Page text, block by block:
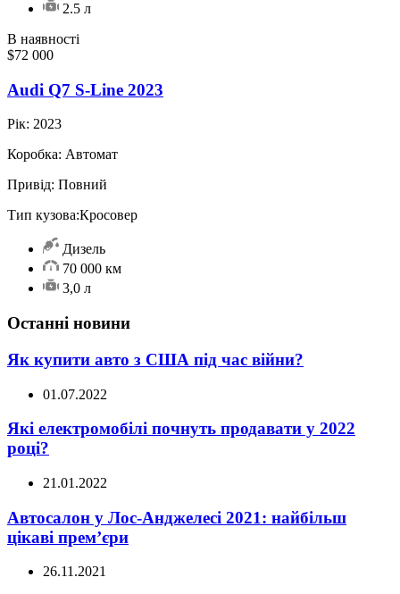
2.5 л
В наявності
$72 000
Audi Q7 S-Line 2023
Рік: 2023
Коробка: Автомат
Привід: Повний
Тип кузова:Кросовер
Дизель
70 000 км
3,0 л
Останні новини
Як купити авто з США під час війни?
01.07.2022
Які електромобілі почнуть продавати у 2022
році?
21.01.2022
Автосалон у Лос-Анджелесі 2021: найбільш
цікаві прем’єри
26.11.2021